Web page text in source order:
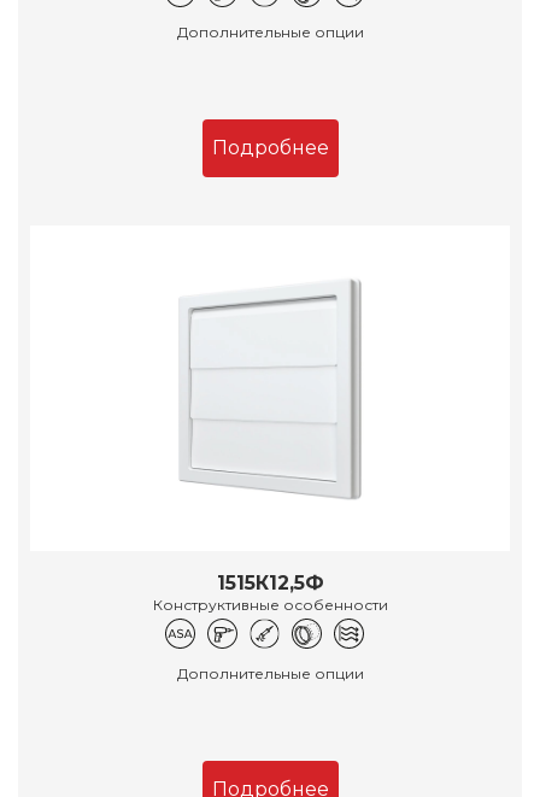
Дополнительные опции
Подробнее
1515К12,5Ф
Конструктивные особенности
Дополнительные опции
Подробнее